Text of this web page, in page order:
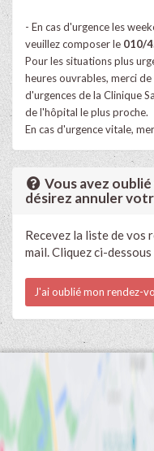
- En cas d'urgence les
veuillez composer le 010/
Pour les situations plus
heures ouvrables, merci
d'urgences de la Clinique
de l'hôpital le plus proche.
En cas d'urgence vitale,
Vous avez
désirez annuler
Recevez la liste de vos
mail. Cliquez ci-
J'ai oublié mon rendez-